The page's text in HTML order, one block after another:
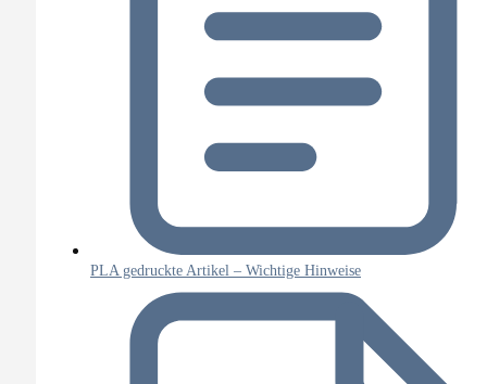
PLA gedruckte Artikel – Wichtige Hinweise